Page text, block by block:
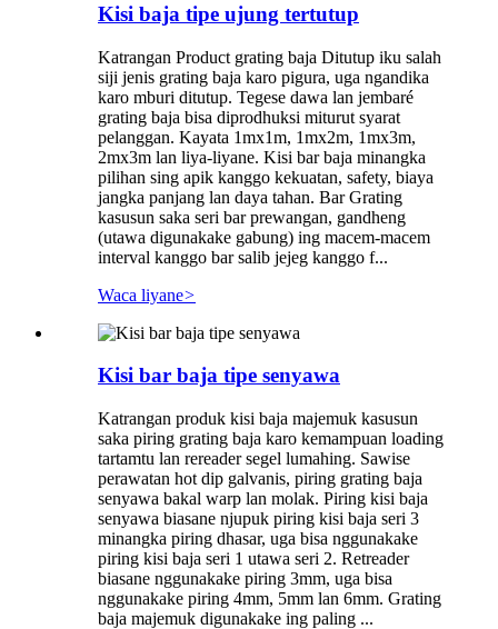
Kisi baja tipe ujung tertutup
Katrangan Product grating baja Ditutup iku salah
siji jenis grating baja karo pigura, uga ngandika
karo mburi ditutup. Tegese dawa lan jembaré
grating baja bisa diprodhuksi miturut syarat
pelanggan. Kayata 1mx1m, 1mx2m, 1mx3m,
2mx3m lan liya-liyane. Kisi bar baja minangka
pilihan sing apik kanggo kekuatan, safety, biaya
jangka panjang lan daya tahan. Bar Grating
kasusun saka seri bar prewangan, gandheng
(utawa digunakake gabung) ing macem-macem
interval kanggo bar salib jejeg kanggo f...
Waca liyane>
Kisi bar baja tipe senyawa
Katrangan produk kisi baja majemuk kasusun
saka piring grating baja karo kemampuan loading
tartamtu lan rereader segel lumahing. Sawise
perawatan hot dip galvanis, piring grating baja
senyawa bakal warp lan molak. Piring kisi baja
senyawa biasane njupuk piring kisi baja seri 3
minangka piring dhasar, uga bisa nggunakake
piring kisi baja seri 1 utawa seri 2. Retreader
biasane nggunakake piring 3mm, uga bisa
nggunakake piring 4mm, 5mm lan 6mm. Grating
baja majemuk digunakake ing paling ...